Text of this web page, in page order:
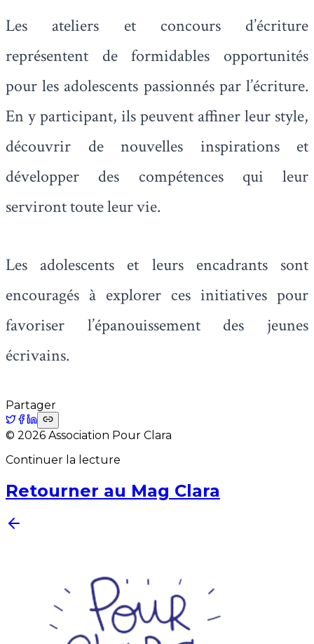
Les ateliers et concours d’écriture
représentent de formidables opportunités
pour les adolescents passionnés par l’écriture.
En y participant, ils peuvent affiner leur style,
découvrir de nouvelles inspirations et
développer des compétences qui leur
serviront toute leur vie.
Les adolescents et leurs encadrants sont
encouragés à explorer ces initiatives pour
favoriser l’épanouissement des jeunes
écrivains.
Partager
© 2026 Association Pour Clara
Continuer la lecture
Retourner au Mag Clara